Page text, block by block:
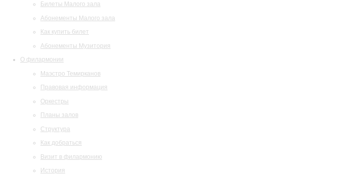
Билеты Малого зала
Абонементы Малого зала
Как купить билет
Абонементы Музитория
О филармонии
Маэстро Темирканов
Правовая информация
Оркестры
Планы залов
Структура
Как добраться
Визит в филармонию
История